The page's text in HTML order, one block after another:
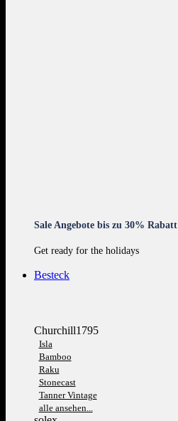
Sale Angebote bis zu 30% Rabatt
Get ready for the holidays
Besteck
Churchill1795
Isla
Bamboo
Raku
Stonecast
Tanner Vintage
alle ansehen...